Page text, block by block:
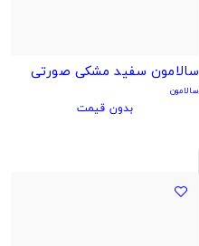
سالامون سفید مشکی صورتی
سالامون
بدون قیمت